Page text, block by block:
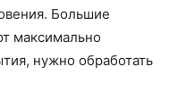
Большие
максимально
нужно обработать